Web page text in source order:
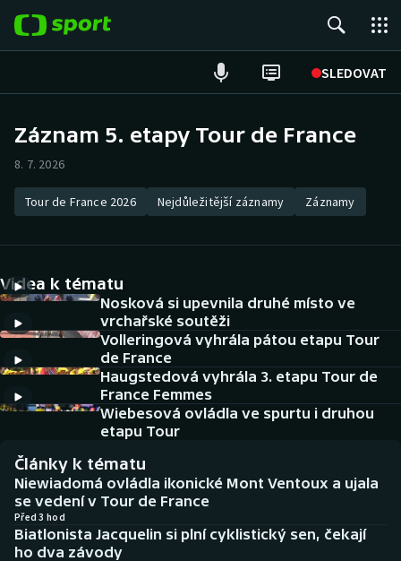
SLEDOVAT
Hokej
Tenis
Atletika
Cyklistika
DALŠÍ SPORTY
Americký fotbal
Baseball a softbal
Basketbal
Biatlon
Boby a skeleton
NEPŘEHLÉDNĚTE
Soutěže
Historické návraty
Aplikace ČT sport
AZ kvíz
Záznam 5. etapy Tour de France
8. 7. 2026
Tour de France 2026 Nejdůležitější záznamy Záznamy
Videa k tématu
Nosková si upevnila druhé místo ve
vrchařské soutěži
Volleringová vyhrála pátou etapu Tour
de France
Haugstedová vyhrála 3. etapu Tour de
France Femmes
Wiebesová ovládla ve spurtu i druhou
etapu Tour
Články k tématu
Niewiadomá ovládla ikonické Mont Ventoux a ujala
se vedení v Tour de France
Před 3 hod
Biatlonista Jacquelin si plní cyklistický sen, čekají
ho dva závody